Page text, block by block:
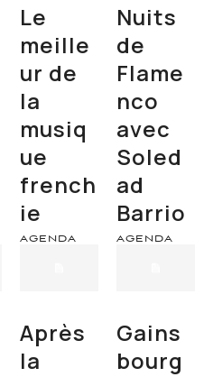
Le
meille
ur de
la
musiq
ue
french
ie
AGENDA
Nuits
de
Flame
nco
avec
Soled
ad
Barrio
AGENDA
Après
la
Gains
bourg